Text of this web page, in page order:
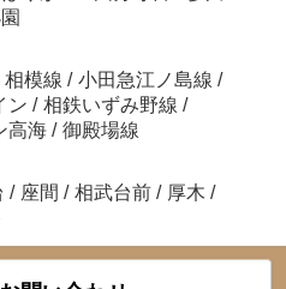
相模線 / 小田急江ノ島線 /
ン / 相鉄いずみ野線 /
高海 / 御殿場線
/ 座間 / 相武台前 / 厚木 /